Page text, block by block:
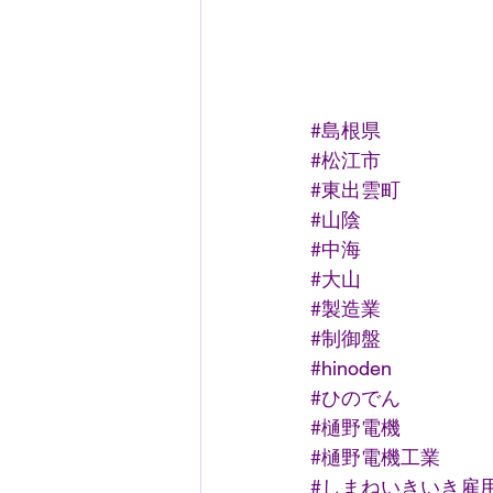
#島根県
#松江市
#東出雲町
#山陰
#中海
#大山
#製造業
#制御盤
#hinoden
#ひのでん
#樋野電機
#樋野電機工業
#しまねいきいき雇